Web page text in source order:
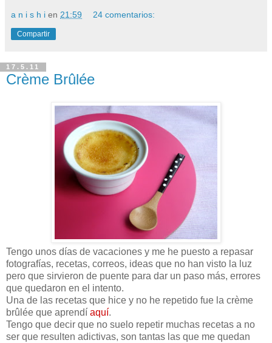
a n i s h i en 21:59 24 comentarios:
Compartir
17.5.11
Crème Brûlée
Tengo unos días de vacaciones y me he puesto a repasar
fotografías, recetas, correos, ideas que no han visto la luz
pero que sirvieron de puente para dar un paso más, errores
que quedaron en el intento.
Una de las recetas que hice y no he repetido fue la crème
brûlée que aprendí aquí.
Tengo que decir que no suelo repetir muchas recetas a no
ser que resulten adictivas, son tantas las que me quedan